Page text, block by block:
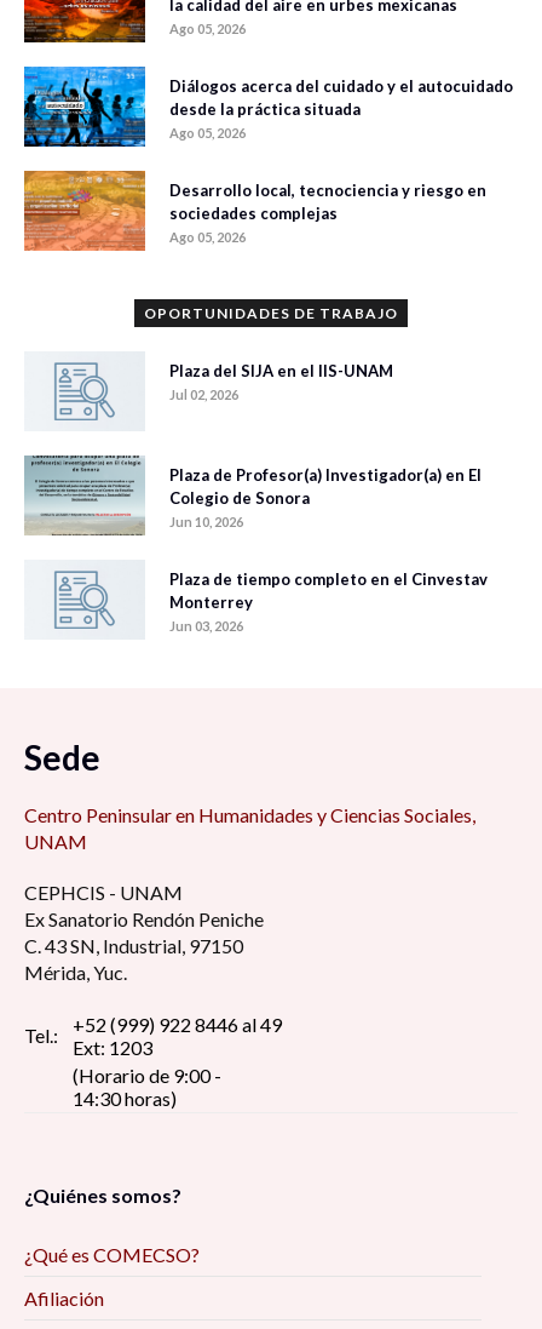
la calidad del aire en urbes mexicanas
Ago 05, 2026
Diálogos acerca del cuidado y el autocuidado
desde la práctica situada
Ago 05, 2026
Desarrollo local, tecnociencia y riesgo en
sociedades complejas
Ago 05, 2026
OPORTUNIDADES DE TRABAJO
Plaza del SIJA en el IIS-UNAM
Jul 02, 2026
Plaza de Profesor(a) Investigador(a) en El
Colegio de Sonora
Jun 10, 2026
Plaza de tiempo completo en el Cinvestav
Monterrey
Jun 03, 2026
Sede
Centro Peninsular en Humanidades y Ciencias Sociales,
UNAM
CEPHCIS - UNAM
Ex Sanatorio Rendón Peniche
C. 43 SN, Industrial, 97150
Mérida, Yuc.
Tel.:
+52 (999) 922 8446 al 49
Ext: 1203
(Horario de 9:00 -
14:30 horas)
¿Quiénes somos?
¿Qué es COMECSO?
Afiliación